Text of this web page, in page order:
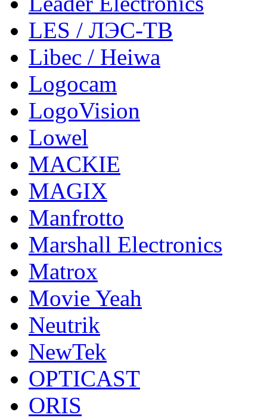
LES / ЛЭС-ТВ
Libec / Heiwa
Logocam
LogoVision
Lowel
MACKIE
MAGIX
Manfrotto
Marshall Electronics
Matrox
Movie Yeah
Neutrik
NewTek
OPTICAST
ORIS